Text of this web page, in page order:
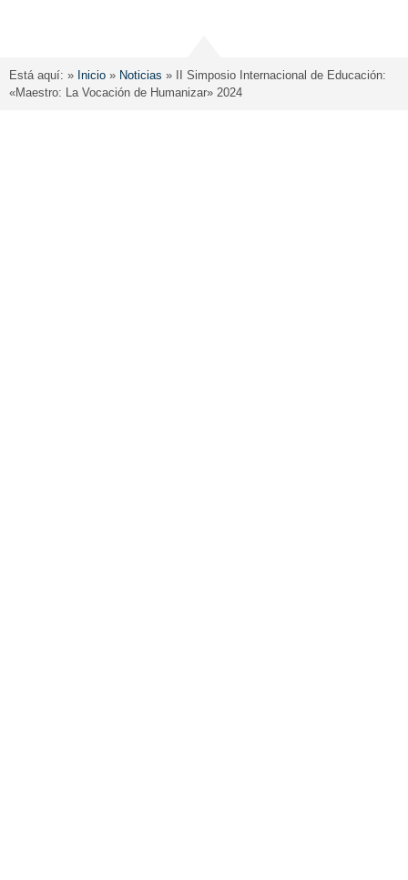
Está aquí: » Inicio » Noticias »
II Simposio Internacional de Educación:
«Maestro: La Vocación de Humanizar» 2024